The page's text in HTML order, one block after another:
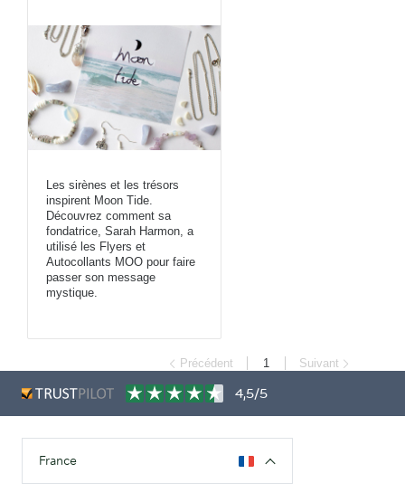
Les sirènes et les trésors
inspirent Moon Tide.
Découvrez comment sa
fondatrice, Sarah Harmon, a
utilisé les Flyers et
Autocollants MOO pour faire
passer son message
mystique.
Précédent 1 Suivant
4,5/5
France